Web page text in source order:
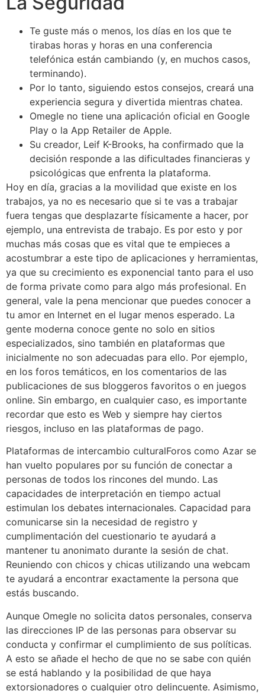
Te guste más o menos, los días en los que te
tirabas horas y horas en una conferencia
telefónica están cambiando (y, en muchos casos,
terminando).
Por lo tanto, siguiendo estos consejos, creará una
experiencia segura y divertida mientras chatea.
Omegle no tiene una aplicación oficial en Google
Play o la App Retailer de Apple.
Su creador, Leif K-Brooks, ha confirmado que la
decisión responde a las dificultades financieras y
psicológicas que enfrenta la plataforma.
Hoy en día, gracias a la movilidad que existe en los
trabajos, ya no es necesario que si te vas a trabajar
fuera tengas que desplazarte físicamente a hacer, por
ejemplo, una entrevista de trabajo. Es por esto y por
muchas más cosas que es vital que te empieces a
acostumbrar a este tipo de aplicaciones y herramientas,
ya que su crecimiento es exponencial tanto para el uso
de forma private como para algo más profesional. En
general, vale la pena mencionar que puedes conocer a
tu amor en Internet en el lugar menos esperado. La
gente moderna conoce gente no solo en sitios
especializados, sino también en plataformas que
inicialmente no son adecuadas para ello. Por ejemplo,
en los foros temáticos, en los comentarios de las
publicaciones de sus bloggeros favoritos o en juegos
online. Sin embargo, en cualquier caso, es importante
recordar que esto es Web y siempre hay ciertos
riesgos, incluso en las plataformas de pago.
Plataformas de intercambio culturalForos como Azar se
han vuelto populares por su función de conectar a
personas de todos los rincones del mundo. Las
capacidades de interpretación en tiempo actual
estimulan los debates internacionales. Capacidad para
comunicarse sin la necesidad de registro y
cumplimentación del cuestionario te ayudará a
mantener tu anonimato durante la sesión de chat.
Reuniendo con chicos y chicas utilizando una webcam
te ayudará a encontrar exactamente la persona que
estás buscando.
Aunque Omegle no solicita datos personales, conserva
las direcciones IP de las personas para observar su
conducta y confirmar el cumplimiento de sus políticas.
A esto se añade el hecho de que no se sabe con quién
se está hablando y la posibilidad de que haya
extorsionadores o cualquier otro delincuente. Asimismo,